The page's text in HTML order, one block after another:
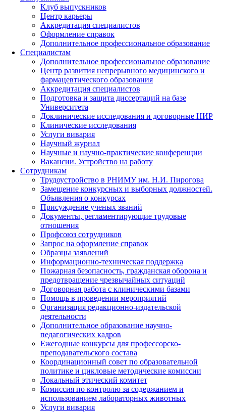
Клуб выпускников
Центр карьеры
Аккредитация специалистов
Оформление справок
Дополнительное профессиональное образование
Специалистам
Дополнительное профессиональное образование
Центр развития непрерывного медицинского и
фармацевтического образования
Аккредитация специалистов
Подготовка и защита диссертаций на базе
Университета
Доклинические исследования и договорные НИР
Клинические исследования
Услуги вивария
Научный журнал
Научные и научно-практические конференции
Вакансии. Устройство на работу
Сотрудникам
Трудоустройство в РНИМУ им. Н.И. Пирогова
Замещение конкурсных и выборных должностей.
Объявления о конкурсах
Присуждение ученых званий
Документы, регламентирующие трудовые
отношения
Профсоюз сотрудников
Запрос на оформление справок
Образцы заявлений
Информационно-техническая поддержка
Пожарная безопасность, гражданская оборона и
предотвращение чрезвычайных ситуаций
Договорная работа с клиническими базами
Помощь в проведении мероприятий
Организация редакционно-издательской
деятельности
Дополнительное образование научно-
педагогических кадров
Ежегодные конкурсы для профессорско-
преподавательского состава
Координационный совет по образовательной
политике и цикловые методические комиссии
Локальный этический комитет
Комиссия по контролю за содержанием и
использованием лабораторных животных
Услуги вивария